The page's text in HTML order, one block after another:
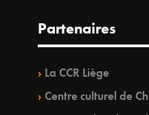
Partenaires
La CCR Liège
Centre culturel de